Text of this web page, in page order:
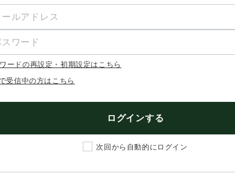
ードの再設定・初期設定はこちら
受信中の方はこちら
ログインする
次回から自動的にログイン